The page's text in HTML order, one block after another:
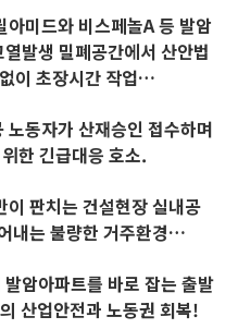
미드와 비스페놀A 등 발암
발생 밀폐공간에서 산안법
이 초장시간 작업…
동자가 산재승인 접수하며
한 긴급대응 호소.
판치는 건설현장 실내공
내는 불량한 거주환경…
암아파트를 바로 잡는 출발
산업안전과 노동권 회복!